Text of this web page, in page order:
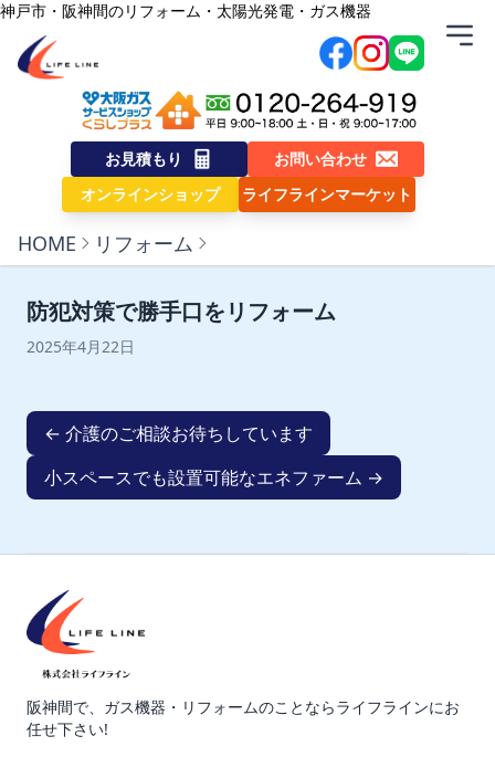
内容をスキップ
神戸市・阪神間のリフォーム・太陽光発電・ガス機器
株式会社ライフライン
お見積もり
お問い合わせ
オンラインショップ
ライフラインマーケット
HOME リフォーム
防犯対策で勝手口をリフォーム
2025年4月22日
← 介護のご相談お待ちしています
小スペースでも設置可能なエネファーム →
阪神間で、ガス機器・リフォームのことならライフラインにお
任せ下さい!